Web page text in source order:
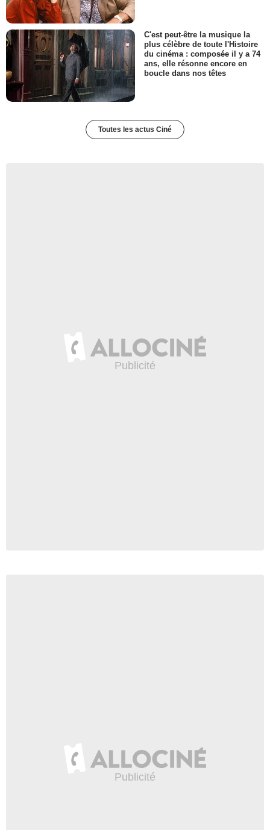
C'est peut-être la musique la
plus célèbre de toute l'Histoire
du cinéma : composée il y a 74
ans, elle résonne encore en
boucle dans nos têtes
Toutes les actus Ciné